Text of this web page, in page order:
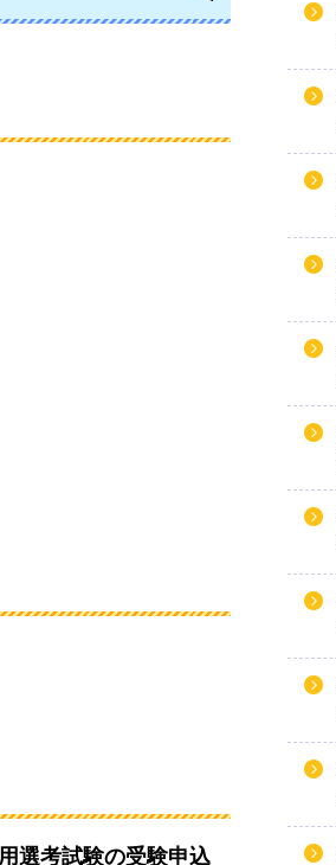
選考試験の受験申込